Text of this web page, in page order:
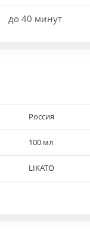
до 40 минут
Россия
100 мл
LIKATO